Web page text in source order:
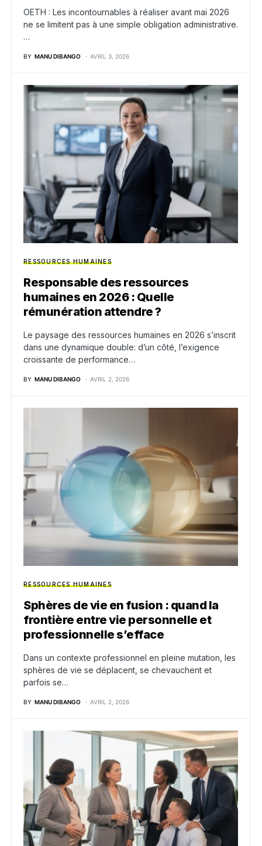
OETH : Les incontournables à réaliser avant mai 2026
ne se limitent pas à une simple obligation administrative.
…
BY MANU DIBANGO AVRIL 3, 2026
RESSOURCES HUMAINES
Responsable des ressources
humaines en 2026 : Quelle
rémunération attendre ?
Le paysage des ressources humaines en 2026 s’inscrit
dans une dynamique double: d’un côté, l’exigence
croissante de performance…
BY MANU DIBANGO AVRIL 2, 2026
RESSOURCES HUMAINES
Sphères de vie en fusion : quand la
frontière entre vie personnelle et
professionnelle s’efface
Dans un contexte professionnel en pleine mutation, les
sphères de vie se déplacent, se chevauchent et
parfois se…
BY MANU DIBANGO AVRIL 2, 2026